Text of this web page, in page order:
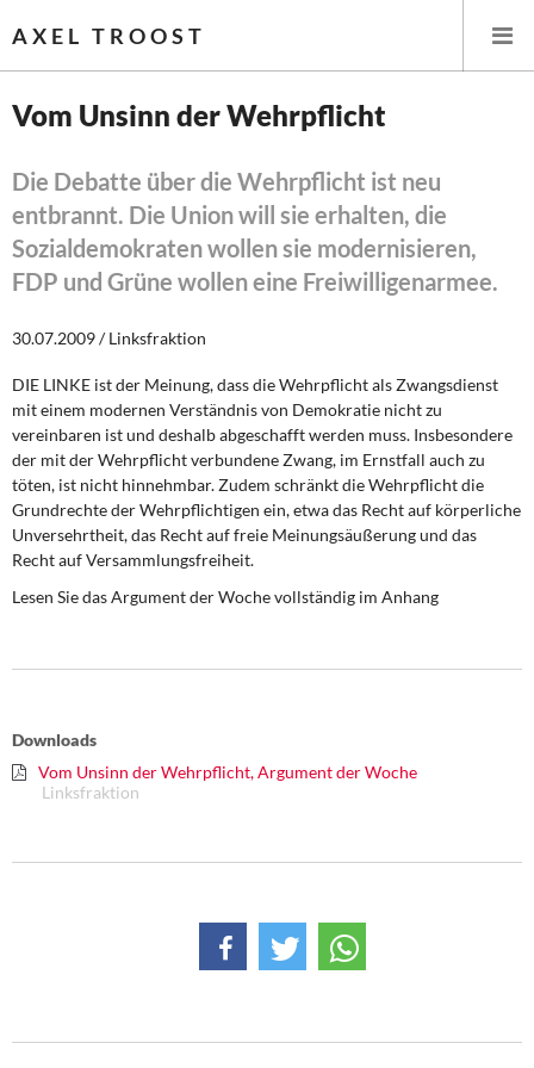
AXEL TROOST
Themen
Leitlinien linker Wirtschafts- und Finanzpolitik
Wirtschaftspolitik
Steuer- und Finanzpolitik
Öffentliche Infrastruktur und Daseinsvorsorge
Eurokrise und Griechenland
DIE LINKE
Weitere Themen
Rosa-Luxemburg-Stiftung
Vom Unsinn der Wehrpflicht
Die Debatte über die Wehrpflicht ist neu
entbrannt. Die Union will sie erhalten, die
Sozialdemokraten wollen sie modernisieren,
FDP und Grüne wollen eine Freiwilligenarmee.
30.07.2009 / Linksfraktion
DIE LINKE ist der Meinung, dass die Wehrpflicht als Zwangsdienst
mit einem modernen Verständnis von Demokratie nicht zu
vereinbaren ist und deshalb abgeschafft werden muss. Insbesondere
der mit der Wehrpflicht verbundene Zwang, im Ernstfall auch zu
töten, ist nicht hinnehmbar. Zudem schränkt die Wehrpflicht die
Grundrechte der Wehrpflichtigen ein, etwa das Recht auf körperliche
Unversehrtheit, das Recht auf freie Meinungsäußerung und das
Recht auf Versammlungsfreiheit.
Lesen Sie dasArgument der Wochevollständig im Anhang
Downloads
Vom Unsinn der Wehrpflicht, Argument der Woche
Linksfraktion